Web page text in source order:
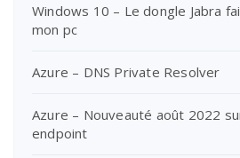
Windows 10 – Le dongle Jabra
mon pc
Azure – DNS Private Resolver
Azure – Nouveauté août 2022
endpoint